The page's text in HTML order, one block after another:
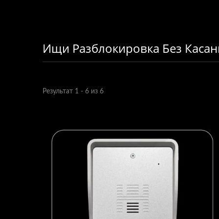
Ищи Разблокировка Без
Результат 1 - 6 из 6